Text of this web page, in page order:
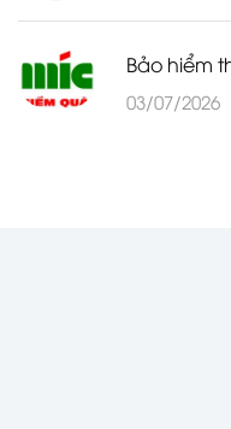
Bảo hiểm
03/07/2026